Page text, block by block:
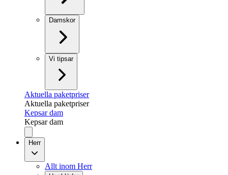
Damskor
Vi tipsar
Aktuella paketpriser
Aktuella paketpriser
Kepsar dam
Kepsar dam
Herr
Allt inom Herr